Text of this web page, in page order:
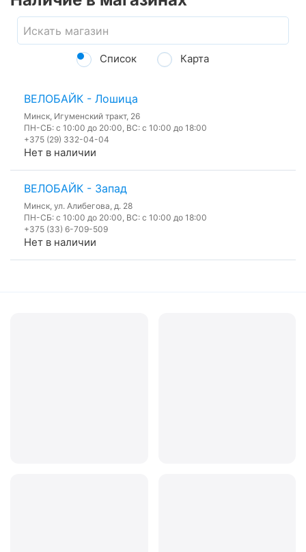
Список Карта
ВЕЛОБАЙК - Лошица
Минск, Игуменский тракт, 26
ПН-СБ: с 10:00 до 20:00, ВС: с 10:00 до 18:00
+375 (29) 332-04-04
Нет в наличии
ВЕЛОБАЙК - Запад
Минск, ул. Алибегова, д. 28
ПН-СБ: с 10:00 до 20:00, ВС: с 10:00 до 18:00
+375 (33) 6-709-509
Нет в наличии